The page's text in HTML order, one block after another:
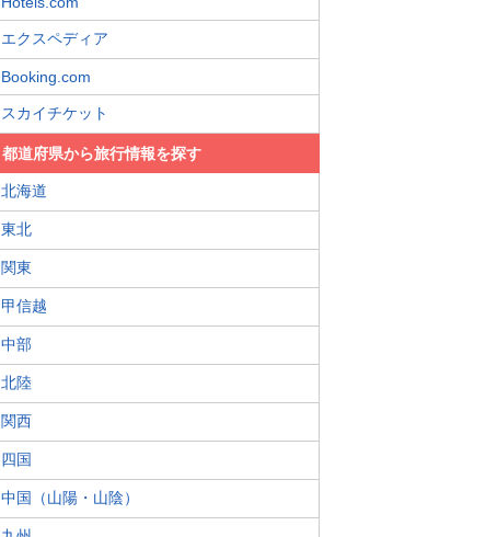
エクスペディア
Booking.com
スカイチケット
都道府県から旅行情報を探す
北海道
東北
関東
甲信越
中部
北陸
関西
四国
中国（山陽・山陰）